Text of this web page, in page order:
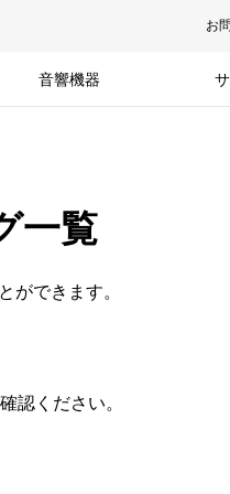
お
音響機器
一覧
ができます。
認ください。